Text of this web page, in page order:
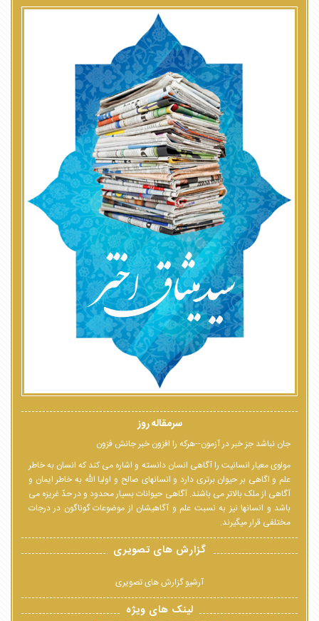
سرمقاله روز
جان نباشد جز خبر در آزمون--هرکه را افزون خبر جانش فزون
مولوی معیار انسانیت را آگاهی انسان دانسته و اشاره می کند که انسان به خاطر
علم و اگاهی بر حیوان برتری دارد و انسانهای صالح و اولیا الله به خاطر ایمان و
آگاهی از ملک بالاتر می باشند. آگاهی حیوانات بسیار محدود و در حدّ غریزه می
باشد و انسانها نیز به نسبت علم و آگاهیشان از موضوعات گوناگون در درجات
مختلفی قرار میگیرند.
گزارش های تصویری
آرشیو گزارش های تصویری
لینک های ویژه